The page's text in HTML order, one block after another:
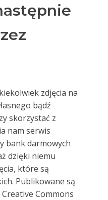
zdjęcia na
bądź
skorzystać z
nam serwis
bank darmowych
dzięki niemu
które są
Publikowane są
Commons